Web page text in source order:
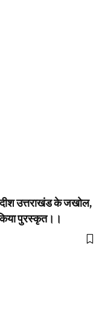
उत्तराखंड के जखोल,
पुरस्कृत।।